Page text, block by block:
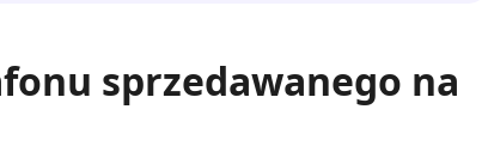
sprzedawanego na